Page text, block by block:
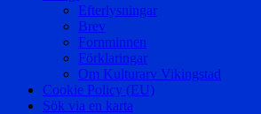
Efterlysningar
Brev
Fornminnen
Förklaringar
Om Kulturarv Vikingstad
Cookie Policy (EU)
Sök via en karta